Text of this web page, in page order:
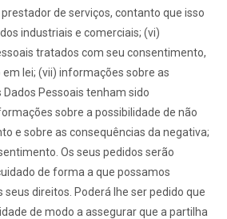
de serviços, contanto que isso
industriais e comerciais; (vi)
tratados com seu consentimento,
lei; (vii) informações sobre as
Pessoais tenham sido
sobre a possibilidade de não
e sobre as consequências da negativa;
Os seus pedidos serão
de forma a que possamos
seus direitos. Poderá lhe ser pedido que
de modo a assegurar que a partilha